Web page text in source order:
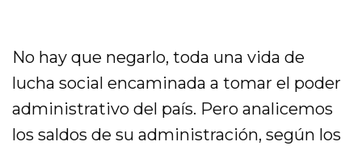
No hay que negarlo, toda una vida de
lucha social encaminada a tomar el poder
administrativo del país. Pero analicemos
los saldos de su administración, según los